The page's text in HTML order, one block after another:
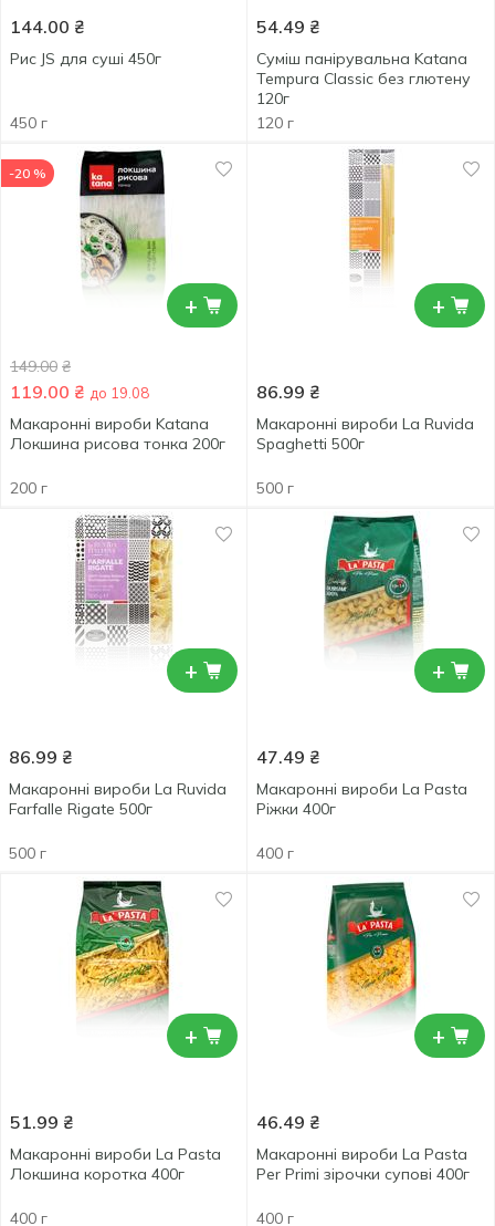
144.00 ₴
Рис JS для суші 450г
450 г
54.49 ₴
Суміш панірувальна Katana
Tempura Classic без глютену
120г
120 г
+
-20 %
149.00 ₴
119.00 ₴ до 19.08
Макаронні вироби Katana
Локшина рисова тонка 200г
200 г
+
86.99 ₴
Макаронні вироби La Ruvida
Spaghetti 500г
500 г
+
86.99 ₴
Макаронні вироби La Ruvida
Farfalle Rigate 500г
500 г
+
47.49 ₴
Макаронні вироби La Pasta
Ріжки 400г
400 г
+
51.99 ₴
Макаронні вироби La Pasta
Локшина коротка 400г
400 г
+
46.49 ₴
Макаронні вироби La Pasta
Per Primi зірочки супові 400г
400 г